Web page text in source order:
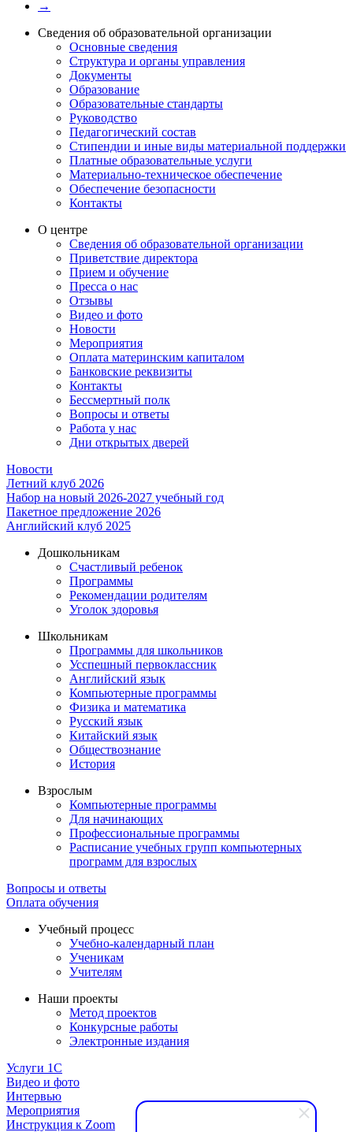
→
Сведения об образовательной организации
Основные сведения
Структура и органы управления
Документы
Образование
Образовательные стандарты
Руководство
Педагогический состав
Стипендии и иные виды материальной поддержки
Платные образовательные услуги
Материально-техническое обеспечение
Обеспечение безопасности
Контакты
О центре
Сведения об образовательной организации
Приветствие директора
Прием и обучение
Пресса о нас
Отзывы
Видео и фото
Новости
Мероприятия
Оплата материнским капиталом
Банковские реквизиты
Контакты
Бессмертный полк
Вопросы и ответы
Работа у нас
Дни открытых дверей
Новости
Летний клуб 2026
Набор на новый 2026-2027 учебный год
Пакетное предложение 2026
Английский клуб 2025
Дошкольникам
Счастливый ребенок
Программы
Рекомендации родителям
Уголок здоровья
Школьникам
Программы для школьников
Усспешный первоклассник
Английский язык
Компьютерные программы
Физика и математика
Русский язык
Китайский язык
Обществознание
История
Взрослым
Компьютерные программы
Для начинающих
Профессиональные программы
Расписание учебных групп компьютерных
программ для взрослых
Вопросы и ответы
Оплата обучения
Учебный процесс
Учебно-календарный план
Ученикам
Учителям
Наши проекты
Метод проектов
Конкурсные работы
Электронные издания
Услуги 1C
Видео и фото
Интервью
Мероприятия
Инструкция к Zoom